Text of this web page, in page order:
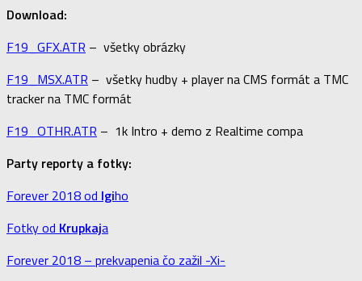
Download:
F19_GFX.ATR – všetky obrázky
F19_MSX.ATR – všetky hudby + player na CMS formát a TMC
tracker na TMC formát
F19_OTHR.ATR – 1k Intro + demo z Realtime compa
Party reporty a fotky:
Forever 2018 od Igiho
Fotky od Krupkaja
Forever 2018 – prekvapenia čo zažil -Xi-